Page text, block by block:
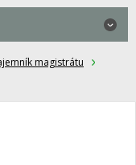
magistrátu